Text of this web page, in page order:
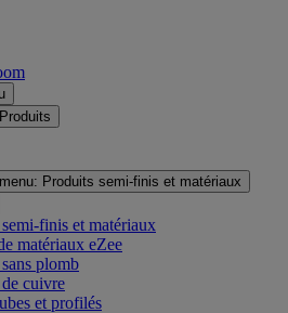
Produits
Produits semi-finis et matériaux
finis et matériaux
matériaux eZee
plomb
cuivre
et profilés